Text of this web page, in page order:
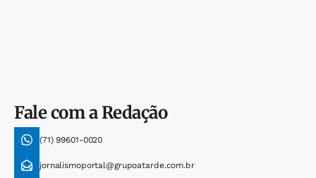
Fale com a Redação
(71) 99601-0020
jornalismoportal@grupoatarde.com.br